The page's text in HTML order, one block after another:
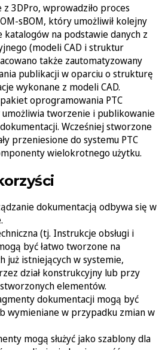
z 3DPro, wprowadziło proces
sBOM, który umożliwił kolejny
na podstawie danych z
(modeli CAD i struktur
także zautomatyzowany
publikacji w oparciu o strukturę
wykonane z modeli CAD.
oprogramowania PTC
tworzenie i publikowanie
Wcześniej stworzone
przeniesione do systemu PTC
wielokrotnego użytku.
dokumentacją odbywa się w
(tj. Instrukcje obsługi i
być łatwo tworzone na
już istniejących w systemie,
dział konstrukcyjny lub przy
elementów.
dokumentacji mogą być
wymieniane w przypadku zmian w
mogą służyć jako szablony dla